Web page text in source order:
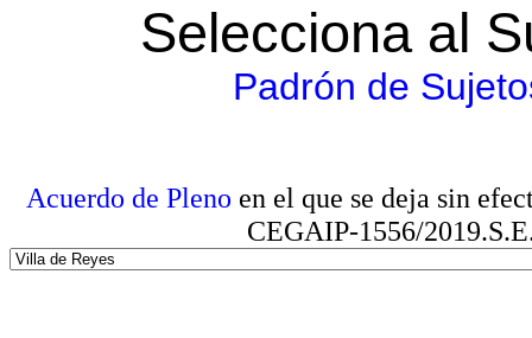
Selecciona al
Padrón de
Acuerdo de Pleno en el que se deja sin
CEGAIP-1556/